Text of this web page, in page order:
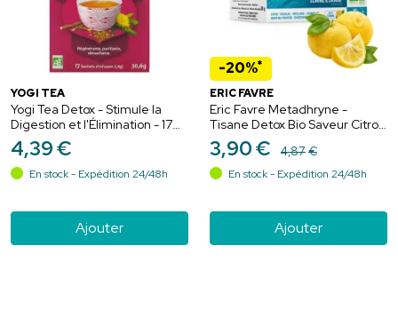
YOGI TEA
Yogi Tea Detox - Stimule la
Digestion et l'Élimination - 17
sachets
4,39€
En stock - Expédition 24/48h
Ajouter
-20%*
ERIC FAVRE
Eric Favre Metadhryne -
Tisane Detox Bio Saveur Citron
- 20 sachets
3,90€ 4,87€
En stock - Expédition 24/48h
Ajouter